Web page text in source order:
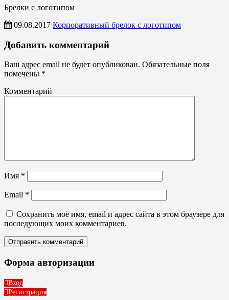
Брелки с логотипом
09.08.2017 Корпоративный брелок с логотипом
Брелки
с
логотипом
Добавить комментарий
Ваш адрес email не будет опубликован. Обязательные поля
помечены *
Комментарий
Имя *
Email *
Сохранить моё имя, email и адрес сайта в этом браузере для
последующих моих комментариев.
Форма авторизации
Вход
Регистрация